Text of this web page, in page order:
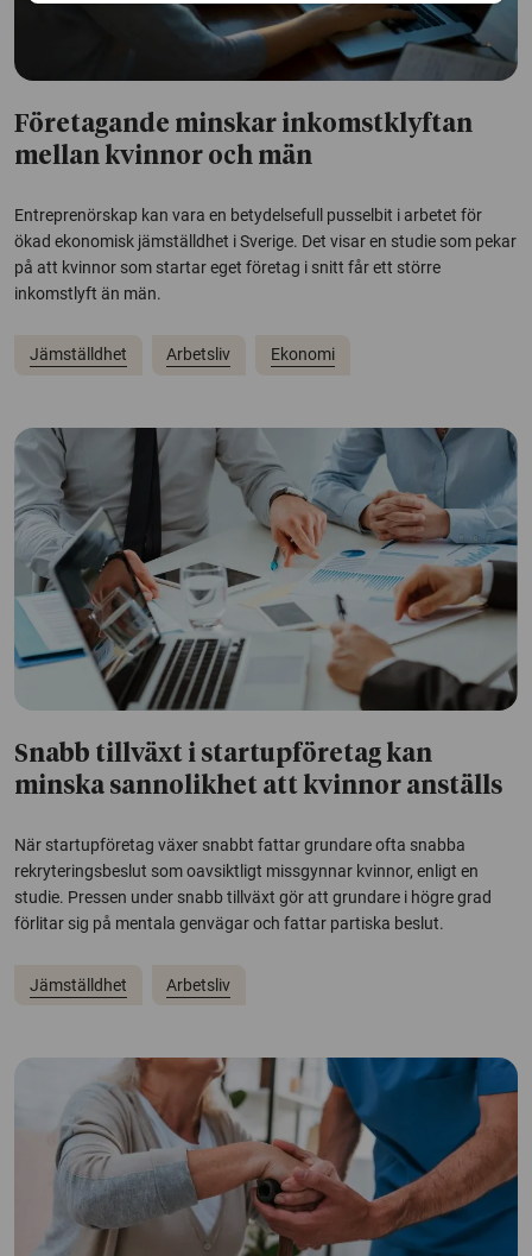
Företagande minskar inkomstklyftan
mellan kvinnor och män
Entreprenörskap kan vara en betydelsefull pusselbit i arbetet för
ökad ekonomisk jämställdhet i Sverige. Det visar en studie som pekar
på att kvinnor som startar eget företag i snitt får ett större
inkomstlyft än män.
Jämställdhet Arbetsliv Ekonomi
Snabb tillväxt i startupföretag kan
minska sannolikhet att kvinnor anställs
När startupföretag växer snabbt fattar grundare ofta snabba
rekryteringsbeslut som oavsiktligt missgynnar kvinnor, enligt en
studie. Pressen under snabb tillväxt gör att grundare i högre grad
förlitar sig på mentala genvägar och fattar partiska beslut.
Jämställdhet Arbetsliv